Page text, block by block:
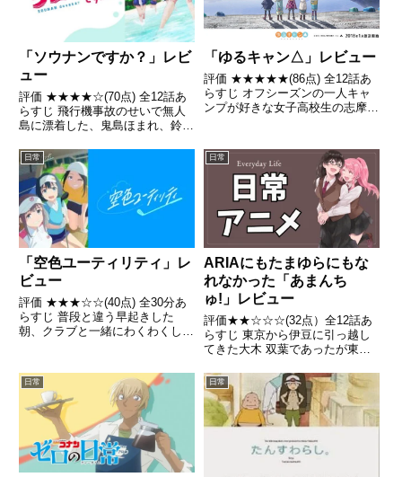
「ソウナンですか？」レビ
ュー
評価 ★★★★☆(70点) 全12話あ
らすじ 飛行機事故のせいで無人
島に漂着した、鬼島ほまれ、鈴森
高校生4人組は、その日からサバ
イバル生活に突入する。引用-
Wikipedia
「ゆるキャン△」レビュー
評価 ★★★★★(86点) 全12話あ
らすじ オフシーズンの一人キャ
ンプが好きな女子高校生の志摩リ
用- Wikipedia
日常
「空色ユーティリティ」レ
ビュー
評価 ★★★☆☆(40点) 全30分あ
らすじ 普段と違う早起きした
朝、クラブと一緒にわくわくした
Wikipedia
日常
ARIAにもたまゆらにもな
れなかった「あまんち
ゅ!」レビュー
評価★★☆☆☆(32点）全12話あ
らすじ 東京から伊豆に引っ越し
てきた大木 双葉であったが東京
くて空虚感に打たれた表現をして
いた中で、伊豆の海岸で小日向
きのと遭遇し、海の魅力を紹介す
る。そして、伊豆の学校に入...
日常 日常